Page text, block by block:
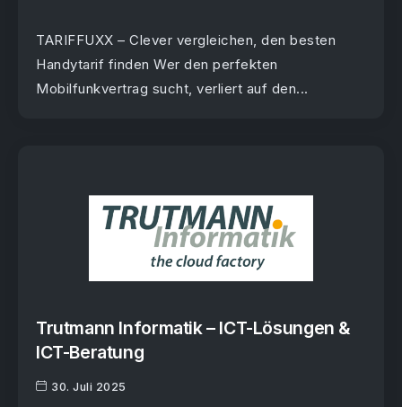
TARIFFUXX – Clever vergleichen, den besten
Handytarif finden Wer den perfekten
Mobilfunkvertrag sucht, verliert auf den...
Trutmann Informatik – ICT-Lösungen &
ICT-Beratung
30. Juli 2025